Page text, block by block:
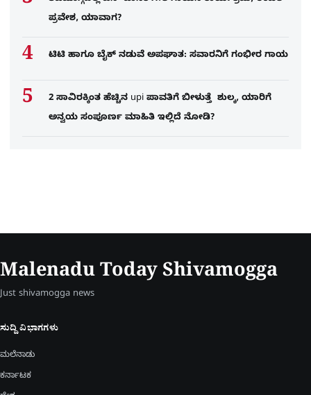
ಪ್ರವೇಶ, ಯಾವಾಗ?
ಟಿಟಿ ಹಾಗೂ ಬೈಕ್ ನಡುವೆ ಅಪಘಾತ: ಸವಾರನಿಗೆ ಗಂಭೀರ ಗಾಯ
2 ಸಾವಿರಕ್ಕಿಂತ ಹೆಚ್ಚಿನ upi ಪಾವತಿಗೆ ಬೀಳುತ್ತೆ ಶುಲ್ಕ, ಯಾರಿಗೆ
ಅನ್ವಯ ಸಂಪೂರ್ಣ ಮಾಹಿತಿ ಇಲ್ಲಿದೆ ನೋಡಿ?
Malenadu Today Shivamogga
Just shivamogga news
ಸುದ್ದಿ ವಿಭಾಗಗಳು
ಮಲೆನಾಡು
ಕರ್ನಾಟಕ